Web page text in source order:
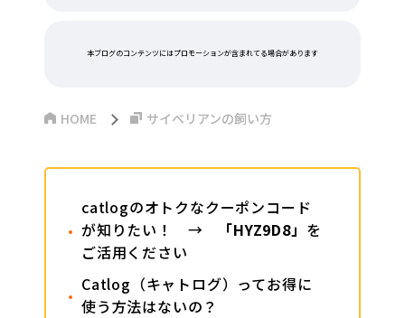
本ブログのコンテンツにはプロモーションが含まれてる場合があります
HOME サイベリアンの飼い方
catlogのオトクなクーポンコード
が知りたい！ →
「HYZ9D8」 を
ご活用ください
Catlog（キャトログ）ってお得に
使う方法はないの？